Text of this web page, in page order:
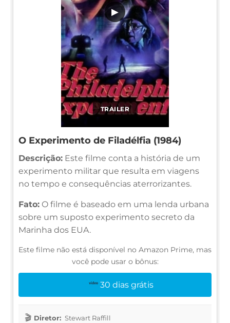
TRAILER
▶
O Experimento de Filadélfia (1984)
Descrição: Este filme conta a história de um
experimento militar que resulta em viagens
no tempo e consequências aterrorizantes.
Fato: O filme é baseado em uma lenda urbana
sobre um suposto experimento secreto da
Marinha dos EUA.
Este filme não está disponível no Amazon Prime, mas
você pode usar o bônus:
30 dias grátis
Diretor: Stewart Raffill